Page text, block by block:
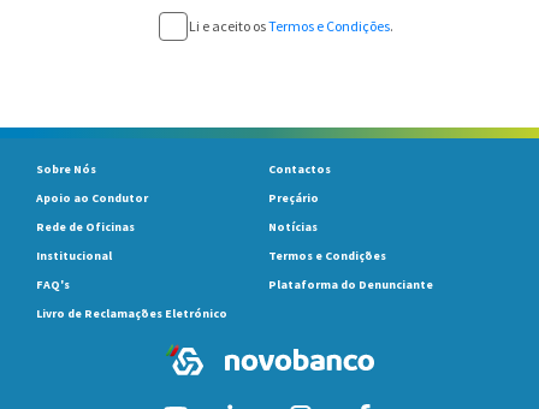
Li e aceito osTermos e Condições.
Sobre Nós
Contactos
Apoio ao Condutor
Preçário
Rede de Oficinas
Notícias
Institucional
Termos e Condições
FAQ's
Plataforma do Denunciante
Livro de Reclamações Eletrónico